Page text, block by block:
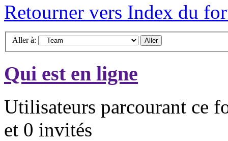
Retourner vers Index du
Aller à:
Qui est en ligne
Utilisateurs parcourant ce
et 0 invités